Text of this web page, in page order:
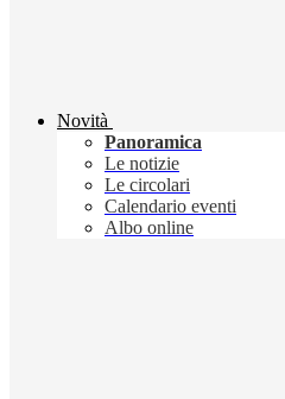
Novità
Panoramica
Le notizie
Le circolari
Calendario eventi
Albo online